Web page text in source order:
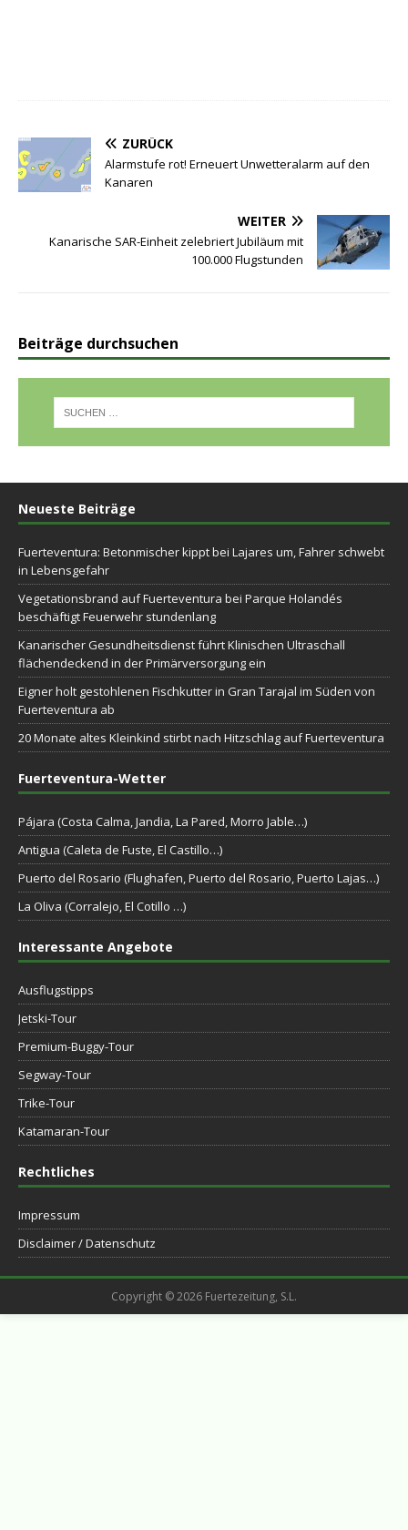
ZURÜCK
Alarmstufe rot! Erneuert Unwetteralarm auf den
Kanaren
WEITER
Kanarische SAR-Einheit zelebriert Jubiläum mit
100.000 Flugstunden
Beiträge durchsuchen
Neueste Beiträge
Fuerteventura: Betonmischer kippt bei Lajares um, Fahrer schwebt
in Lebensgefahr
Vegetationsbrand auf Fuerteventura bei Parque Holandés
beschäftigt Feuerwehr stundenlang
Kanarischer Gesundheitsdienst führt Klinischen Ultraschall
flächendeckend in der Primärversorgung ein
Eigner holt gestohlenen Fischkutter in Gran Tarajal im Süden von
Fuerteventura ab
20 Monate altes Kleinkind stirbt nach Hitzschlag auf Fuerteventura
Fuerteventura-Wetter
Pájara (Costa Calma, Jandia, La Pared, Morro Jable…)
Antigua (Caleta de Fuste, El Castillo…)
Puerto del Rosario (Flughafen, Puerto del Rosario, Puerto Lajas…)
La Oliva (Corralejo, El Cotillo …)
Interessante Angebote
Ausflugstipps
Jetski-Tour
Premium-Buggy-Tour
Segway-Tour
Trike-Tour
Katamaran-Tour
Rechtliches
Impressum
Disclaimer / Datenschutz
Copyright © 2026 Fuertezeitung, S.L.